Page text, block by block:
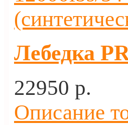
Лебедка
22950 p.
Описание